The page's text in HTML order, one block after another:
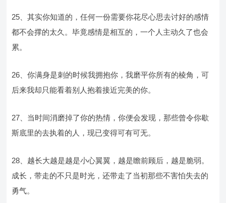
25、其实你知道的，任何一份需要你花尽心思去讨好的感情
都不会撑的太久。毕竟感情是相互的，一个人主动久了也会
累。
26、你满身是刺的时候我拥抱你，我磨平你所有的棱角，可
后来我却只能看着别人抱着接近完美的你。
27、当时间消磨掉了你的热情，你便会发现，那些曾令你歇
斯底里的去执着的人，现已变得可有可无。
28、越长大越是越是小心翼翼，越是瞻前顾后，越是脆弱。
成长，带走的不只是时光，还带走了当初那些不害怕失去的
勇气。